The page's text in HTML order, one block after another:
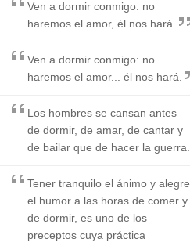
Ven a dormir conmigo: no
haremos el amor, él nos hará.
Ven a dormir conmigo: no
haremos el amor... él nos hará.
Los hombres se cansan antes
de dormir, de amar, de cantar y
de bailar que de hacer la guerra.
Tener tranquilo el ánimo y alegre
el humor a las horas de comer y
de dormir, es uno de los
preceptos cuya práctica